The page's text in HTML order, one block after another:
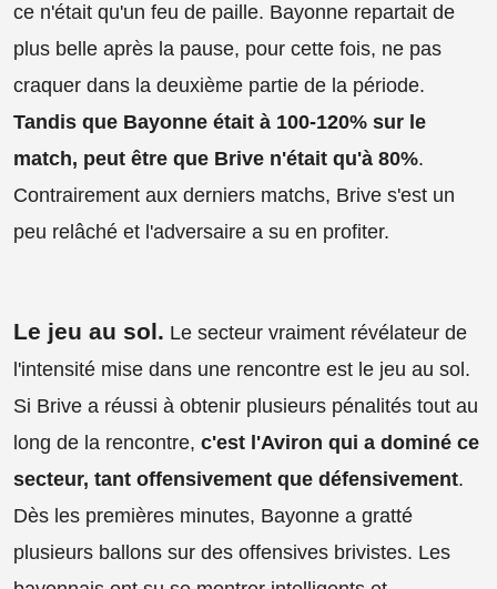
ce n'était qu'un feu de paille. Bayonne repartait de
plus belle après la pause, pour cette fois, ne pas
craquer dans la deuxième partie de la période.
Tandis que Bayonne était à 100-120% sur le
match, peut être que Brive n'était qu'à 80%.
Contrairement aux derniers matchs, Brive s'est un
peu relâché et l'adversaire a su en profiter.
Le jeu au sol. Le secteur vraiment révélateur de
l'intensité mise dans une rencontre est le jeu au sol.
Si Brive a réussi à obtenir plusieurs pénalités tout au
long de la rencontre, c'est l'Aviron qui a dominé ce
secteur, tant offensivement que défensivement.
Dès les premières minutes, Bayonne a gratté
plusieurs ballons sur des offensives brivistes. Les